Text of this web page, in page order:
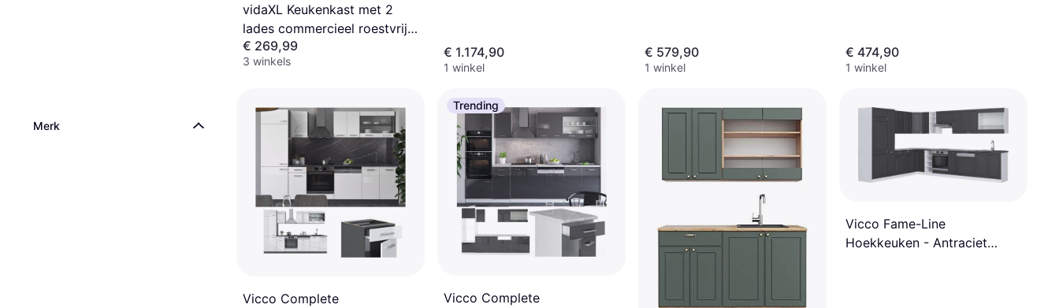
Merk
vidaXL Keukenkast met 2
lades commercieel roestvrij
staal
€ 269,99
3 winkels
€ 1.174,90
1 winkel
€ 579,90
1 winkel
€ 474,90
1 winkel
Vicco Complete
Trending
Vicco Complete
Vicco Fame-Line
Hoekkeuken - Antraciet